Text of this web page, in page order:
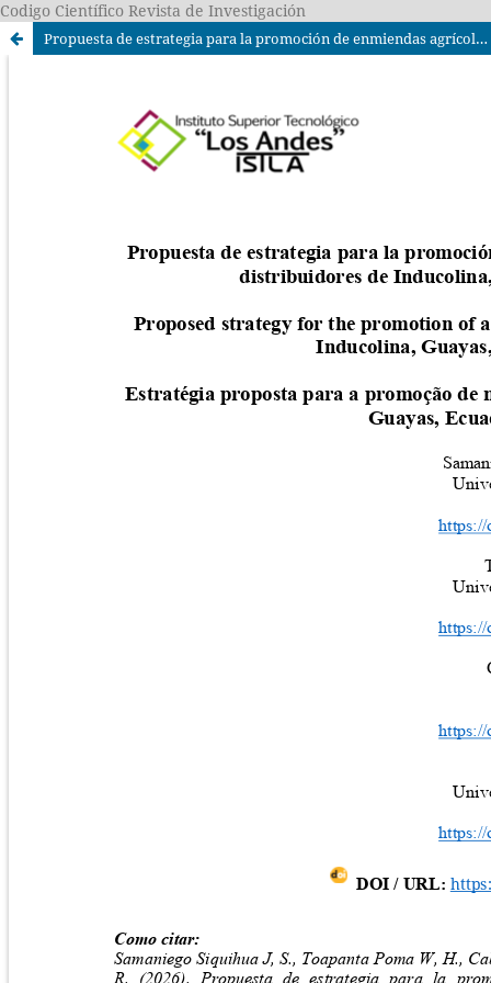
Codigo Científico Revista de Investigación
Propuesta de estrategia para la promoción de enmiendas agrícolas: Caso distribuidores de Inducolina, Guayas, Ecuador